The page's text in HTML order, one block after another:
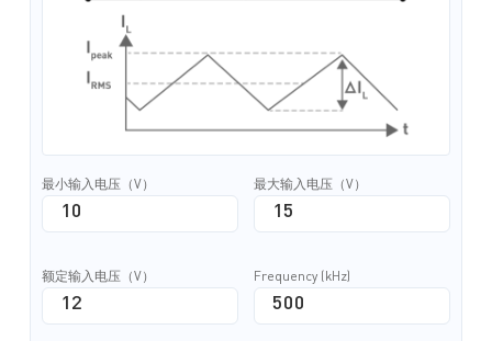
最小输入电压（V） 最大输入电压（V）
额定输入电压（V） Frequency (kHz)